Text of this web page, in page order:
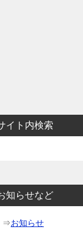
イト内検索
知らせなど
⇒お知らせ